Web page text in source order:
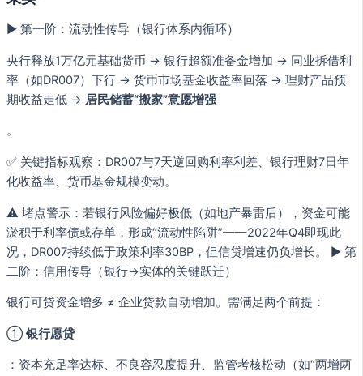
▶ 第一阶：流动性传导（银行体系内循环）
央行释放1万亿元基础货币 → 银行超额准备金增加 → 同业拆借利
率（如DR007）下行 → 货币市场基金收益率回落 → 理财产品预
期收益走低 → 居民储蓄“搬家”意愿增强
。
✅ 关键指标观察：DR007与7天逆回购利率利差、银行理财7日年
化收益率、货币基金规模变动。
⚠️ 堵点警示：若银行风险偏好极低（如地产暴雷后），资金可能
淤积于利率债或存单，形成“流动性陷阱”——2022年Q4即现此
况，DR007持续低于政策利率30BP，但信贷增速仍负增长。 ▶ 第
二阶：信用传导（银行→实体的关键跃迁）
银行可贷资金增多 ≠ 企业贷款自动增加。需满足两个前提：
① 银行愿贷
：资本充足率达标、不良容忍度提升、监管考核松动（如“两增两